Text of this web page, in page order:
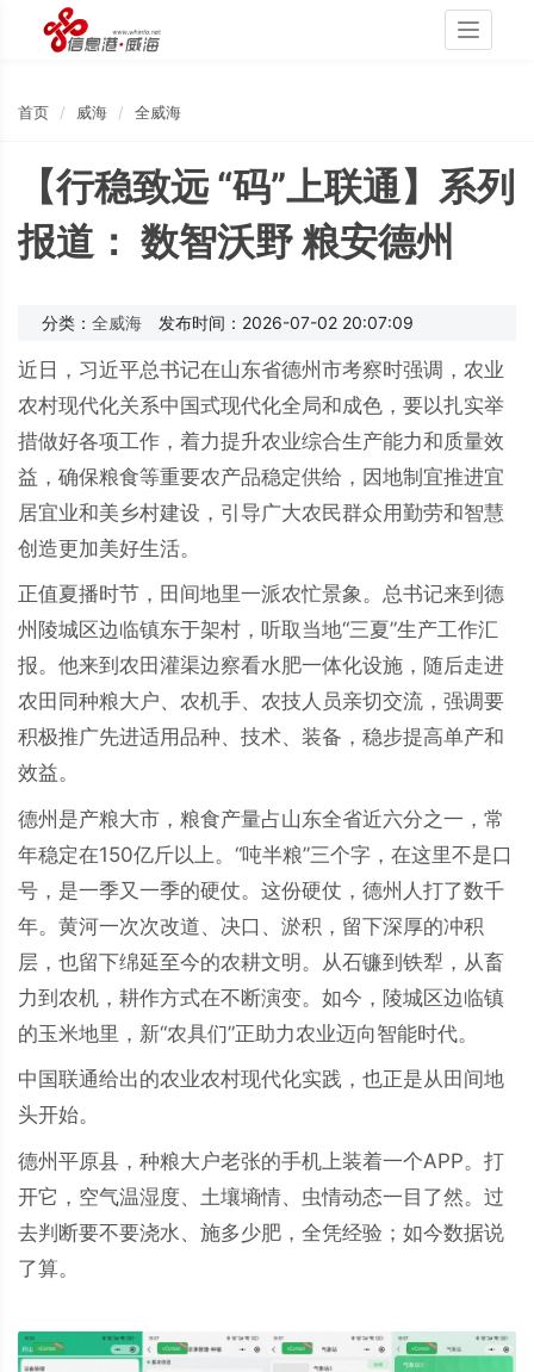
Toggle
首页 威海 全威海
【行稳致远 “码”上联通】系列
报道： 数智沃野 粮安德州
分类： 全威海 发布时间：2026-07-02 20:07:09
近日，习近平总书记在山东省德州市考察时强调，农业
农村现代化关系中国式现代化全局和成色，要以扎实举
措做好各项工作，着力提升农业综合生产能力和质量效
益，确保粮食等重要农产品稳定供给，因地制宜推进宜
居宜业和美乡村建设，引导广大农民群众用勤劳和智慧
创造更加美好生活。
正值夏播时节，田间地里一派农忙景象。总书记来到德
州陵城区边临镇东于架村，听取当地“三夏”生产工作汇
报。他来到农田灌渠边察看水肥一体化设施，随后走进
农田同种粮大户、农机手、农技人员亲切交流，强调要
积极推广先进适用品种、技术、装备，稳步提高单产和
效益。
德州是产粮大市，粮食产量占山东全省近六分之一，常
年稳定在150亿斤以上。“吨半粮”三个字，在这里不是口
号，是一季又一季的硬仗。这份硬仗，德州人打了数千
年。黄河一次次改道、决口、淤积，留下深厚的冲积
层，也留下绵延至今的农耕文明。从石镰到铁犁，从畜
力到农机，耕作方式在不断演变。如今，陵城区边临镇
的玉米地里，新“农具们”正助力农业迈向智能时代。
中国联通给出的农业农村现代化实践，也正是从田间地
头开始。
德州平原县，种粮大户老张的手机上装着一个APP。打
开它，空气温湿度、土壤墒情、虫情动态一目了然。过
去判断要不要浇水、施多少肥，全凭经验；如今数据说
了算。